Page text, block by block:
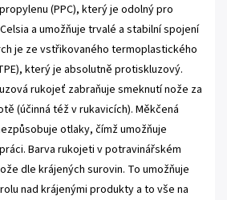
(PPC), který je odolný pro
a umožňuje trvalé a stabilní spojení
je ze vstřikovaného termoplastického
který je absolutně protiskluzový.
rukojeť zabraňuje smeknutí nože za
(účinná též v rukavicích). Měkčená
otlaky, čímž umožňuje
Barva rukojeti v potravinářském
dle krájených surovin. To umožňuje
nad krájenými produkty a to vše na